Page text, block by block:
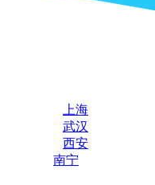
上海
武汉
西安
南宁